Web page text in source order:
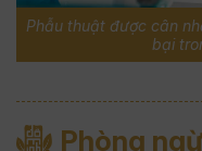
Phẫu thuật được cân
bại
Phòng